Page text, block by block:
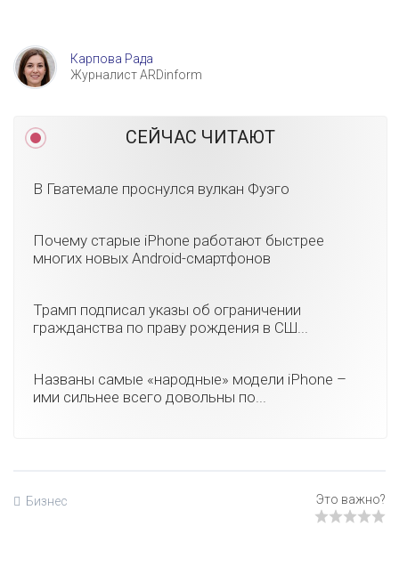
Карпова Рада
Журналист ARDinform
СЕЙЧАС ЧИТАЮТ
В Гватемале проснулся вулкан Фуэго
Почему старые iPhone работают быстрее
многих новых Android-смартфонов
Трамп подписал указы об ограничении
гражданства по праву рождения в СШ...
Названы самые «народные» модели iPhone –
ими сильнее всего довольны по...
Бизнес